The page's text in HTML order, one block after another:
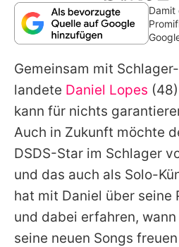
Familie &
Promiflash
Alle Themen auf
Jobs
App
Team
Redaktionelle
Damit
Gemeinsam mit
landete Daniel Lopes
kann für nichts
Auch in Zukunft möchte
DSDS-Star im Schlager
und das auch als Solo-
hat mit Daniel über seine
und dabei erfahren,
seine neuen Songs